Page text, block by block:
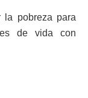
la pobreza para
de vida con